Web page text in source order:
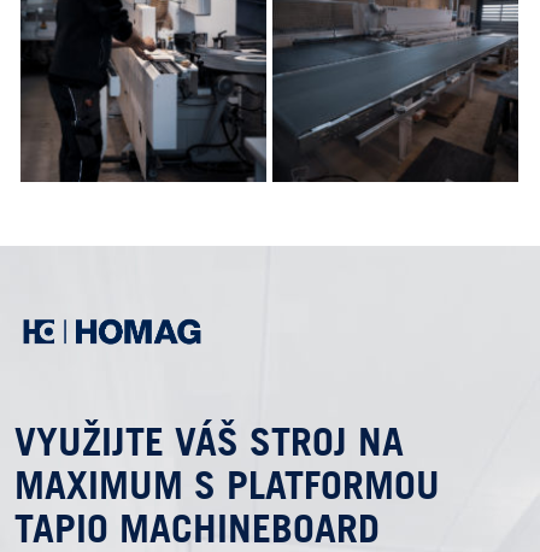
VYUŽIJTE VÁŠ STROJ NA
MAXIMUM S PLATFORMOU
TAPIO MACHINEBOARD